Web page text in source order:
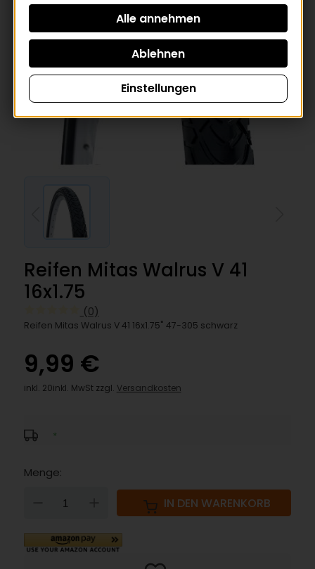
Reifen Mitas Walrus V 41
16x1.75
(0)
Reifen Mitas Walrus V 41 16x1.75" 47-305 schwarz
9,99 €
inkl. 20inkl. MwSt zzgl. Versandkosten
*
Menge:
DOWN IN DEN WARENKORB
Einstellungen